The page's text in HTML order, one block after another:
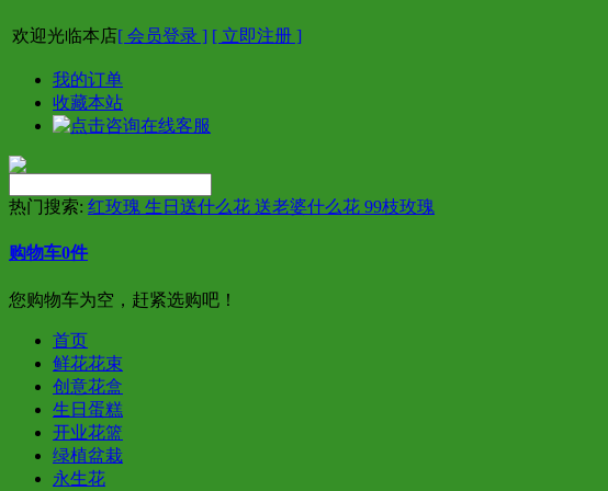
欢迎光临本店[ 会员登录 ] [ 立即注册 ]
我的订单
收藏本站
热门搜索: 红玫瑰 生日送什么花 送老婆什么花 99枝玫瑰
购物车0件
您购物车为空，赶紧选购吧！
首页
鲜花花束
创意花盒
生日蛋糕
开业花篮
绿植盆栽
永生花